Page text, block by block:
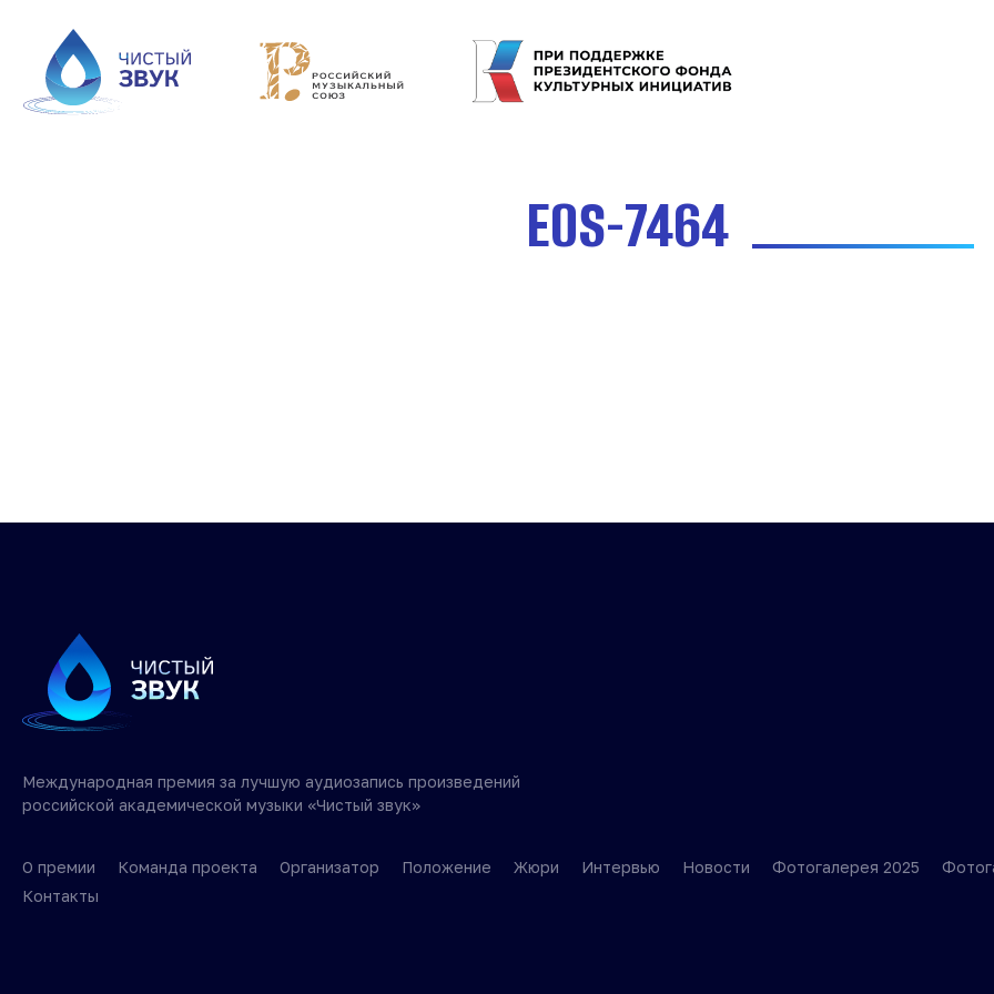
EOS-7464
Международная премия за лучшую аудиозапись произведений
российской академической музыки «Чистый звук»
О премии Команда проекта Организатор Положение Жюри Интервью Новости Фотогалерея 2025
Контакты